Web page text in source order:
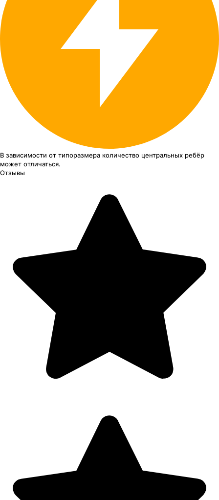
В зависимости от типоразмера количество центральных ребёр
может отличаться.
Отзывы